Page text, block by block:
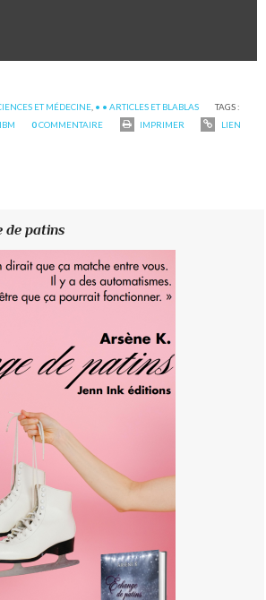
ET MÉDECINE • • ARTICLES ET BLABLAS
TAGS :
IBM 0COMMENTAIRE IMPRIMER
LIEN
de patins